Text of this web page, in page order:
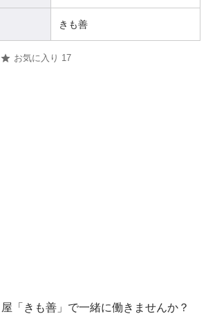
きも善
お気に入り 17
「きも善」で一緒に働きませんか？